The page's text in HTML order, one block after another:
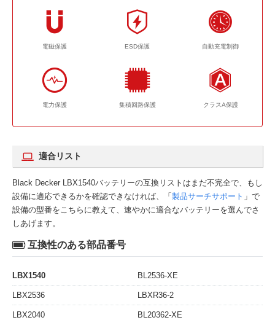
電磁保護 ESD保護 自動充電制御
電力保護 集積回路保護 クラスA保護
適合リスト
Black Decker LBX1540バッテリーの互換リストはまだ不完全で、もし
設備に適応できるかを確認できなければ、「製品サーチサポート 」で
設備の型番をこちらに教えて、速やかに適合なバッテリーを選んでさ
しあげます。
互換性のある部品番号
LBX1540 BL2536-XE
LBX2536 LBXR36-2
LBX2040 BL20362-XE